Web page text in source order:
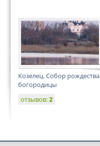
Козелец. Собор рождества
богородицы
отзывов:2